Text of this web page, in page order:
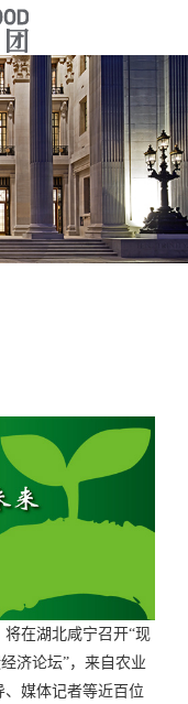
在湖北咸宁召开“现
济论坛”，来自农业
媒体记者等近百位